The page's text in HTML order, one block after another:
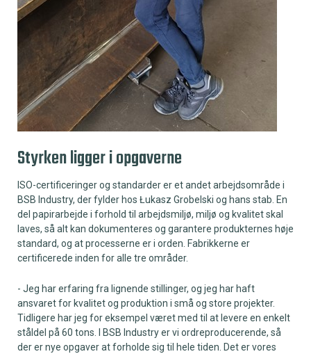
Styrken ligger i opgaverne
ISO-certificeringer og standarder er et andet arbejdsområde i
BSB Industry, der fylder hos Łukasz Grobelski og hans stab. En
del papirarbejde i forhold til arbejdsmiljø, miljø og kvalitet skal
laves, så alt kan dokumenteres og garantere produkternes høje
standard, og at processerne er i orden. Fabrikkerne er
certificerede inden for alle tre områder.
- Jeg har erfaring fra lignende stillinger, og jeg har haft
ansvaret for kvalitet og produktion i små og store projekter.
Tidligere har jeg for eksempel været med til at levere en enkelt
ståldel på 60 tons. I BSB Industry er vi ordreproducerende, så
der er nye opgaver at forholde sig til hele tiden. Det er vores